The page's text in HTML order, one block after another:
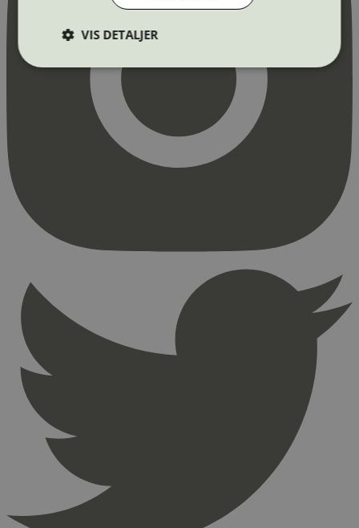
VIS DETALJER
Strengt nødvendig
Statistikk
Strengt nødvendige informasjonskapsler tillater
kjernefunksjoner på nettstedet, som
Utløpsdato
.svanemerket.no
minutter
54
sekunder
29
minutter
sekunder
.svanemerket.no
nelapi-product-archive-filters
svanemerket.no
svanemerket.no